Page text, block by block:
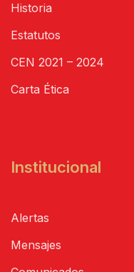
Historia
Estatutos
CEN 2021 – 2024
Carta Ética
Institucional
Alertas
Mensajes